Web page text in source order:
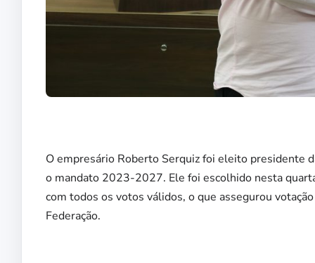
O empresário Roberto Serquiz foi eleito presidente
o mandato 2023-2027. Ele foi escolhido nesta
com todos os votos válidos, o que assegurou
Federação.